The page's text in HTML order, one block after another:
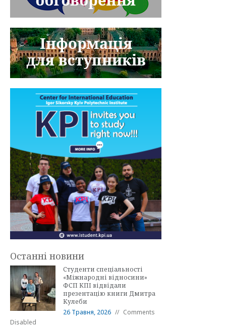
Останні новини
Студенти спеціальності
«Міжнародні відносини»
ФСП КПІ відвідали
презентацію книги Дмитра
Кулеби
26 Травня, 2026
Comments
Disabled